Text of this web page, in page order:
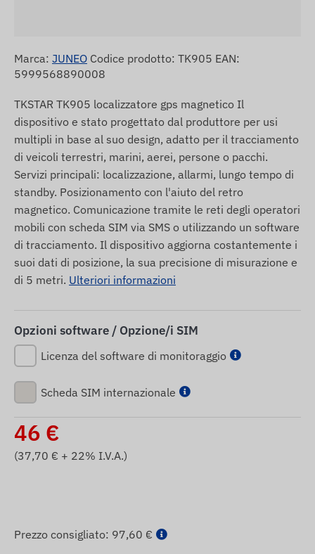
Marca: JUNEO Codice prodotto: TK905 EAN:
5999568890008
TKSTAR TK905 localizzatore gps magnetico Il
dispositivo e stato progettato dal produttore per usi
multipli in base al suo design, adatto per il tracciamento
di veicoli terrestri, marini, aerei, persone o pacchi.
Servizi principali: localizzazione, allarmi, lungo tempo di
standby. Posizionamento con l'aiuto del retro
magnetico. Comunicazione tramite le reti degli operatori
mobili con scheda SIM via SMS o utilizzando un software
di tracciamento. Il dispositivo aggiorna costantemente i
suoi dati di posizione, la sua precisione di misurazione e
di 5 metri. Ulteriori informazioni
Opzioni software / Opzione/i SIM
Licenza del software di monitoraggio
Scheda SIM internazionale
46 €
(37,70 € + 22% I.V.A.)
Prezzo consigliato: 97,60 €